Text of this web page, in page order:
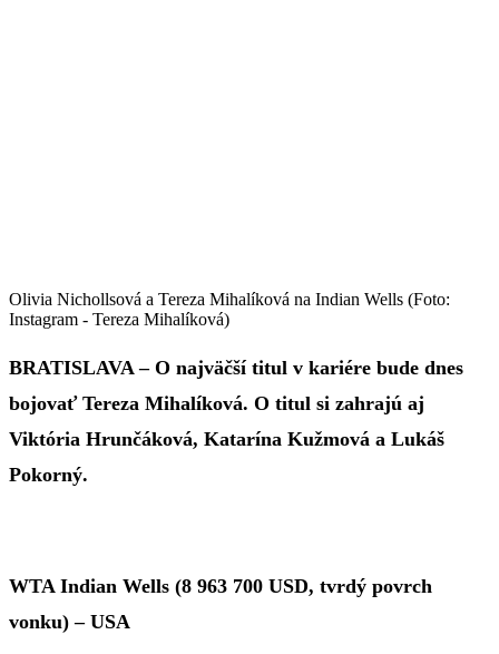
Olivia Nichollsová a Tereza Mihalíková na Indian Wells (Foto:
Instagram - Tereza Mihalíková)
BRATISLAVA – O najväčší titul v kariére bude dnes
bojovať Tereza Mihalíková. O titul si zahrajú aj
Viktória Hrunčáková, Katarína Kužmová a Lukáš
Pokorný.
WTA Indian Wells (8 963 700 USD, tvrdý povrch
vonku) – USA